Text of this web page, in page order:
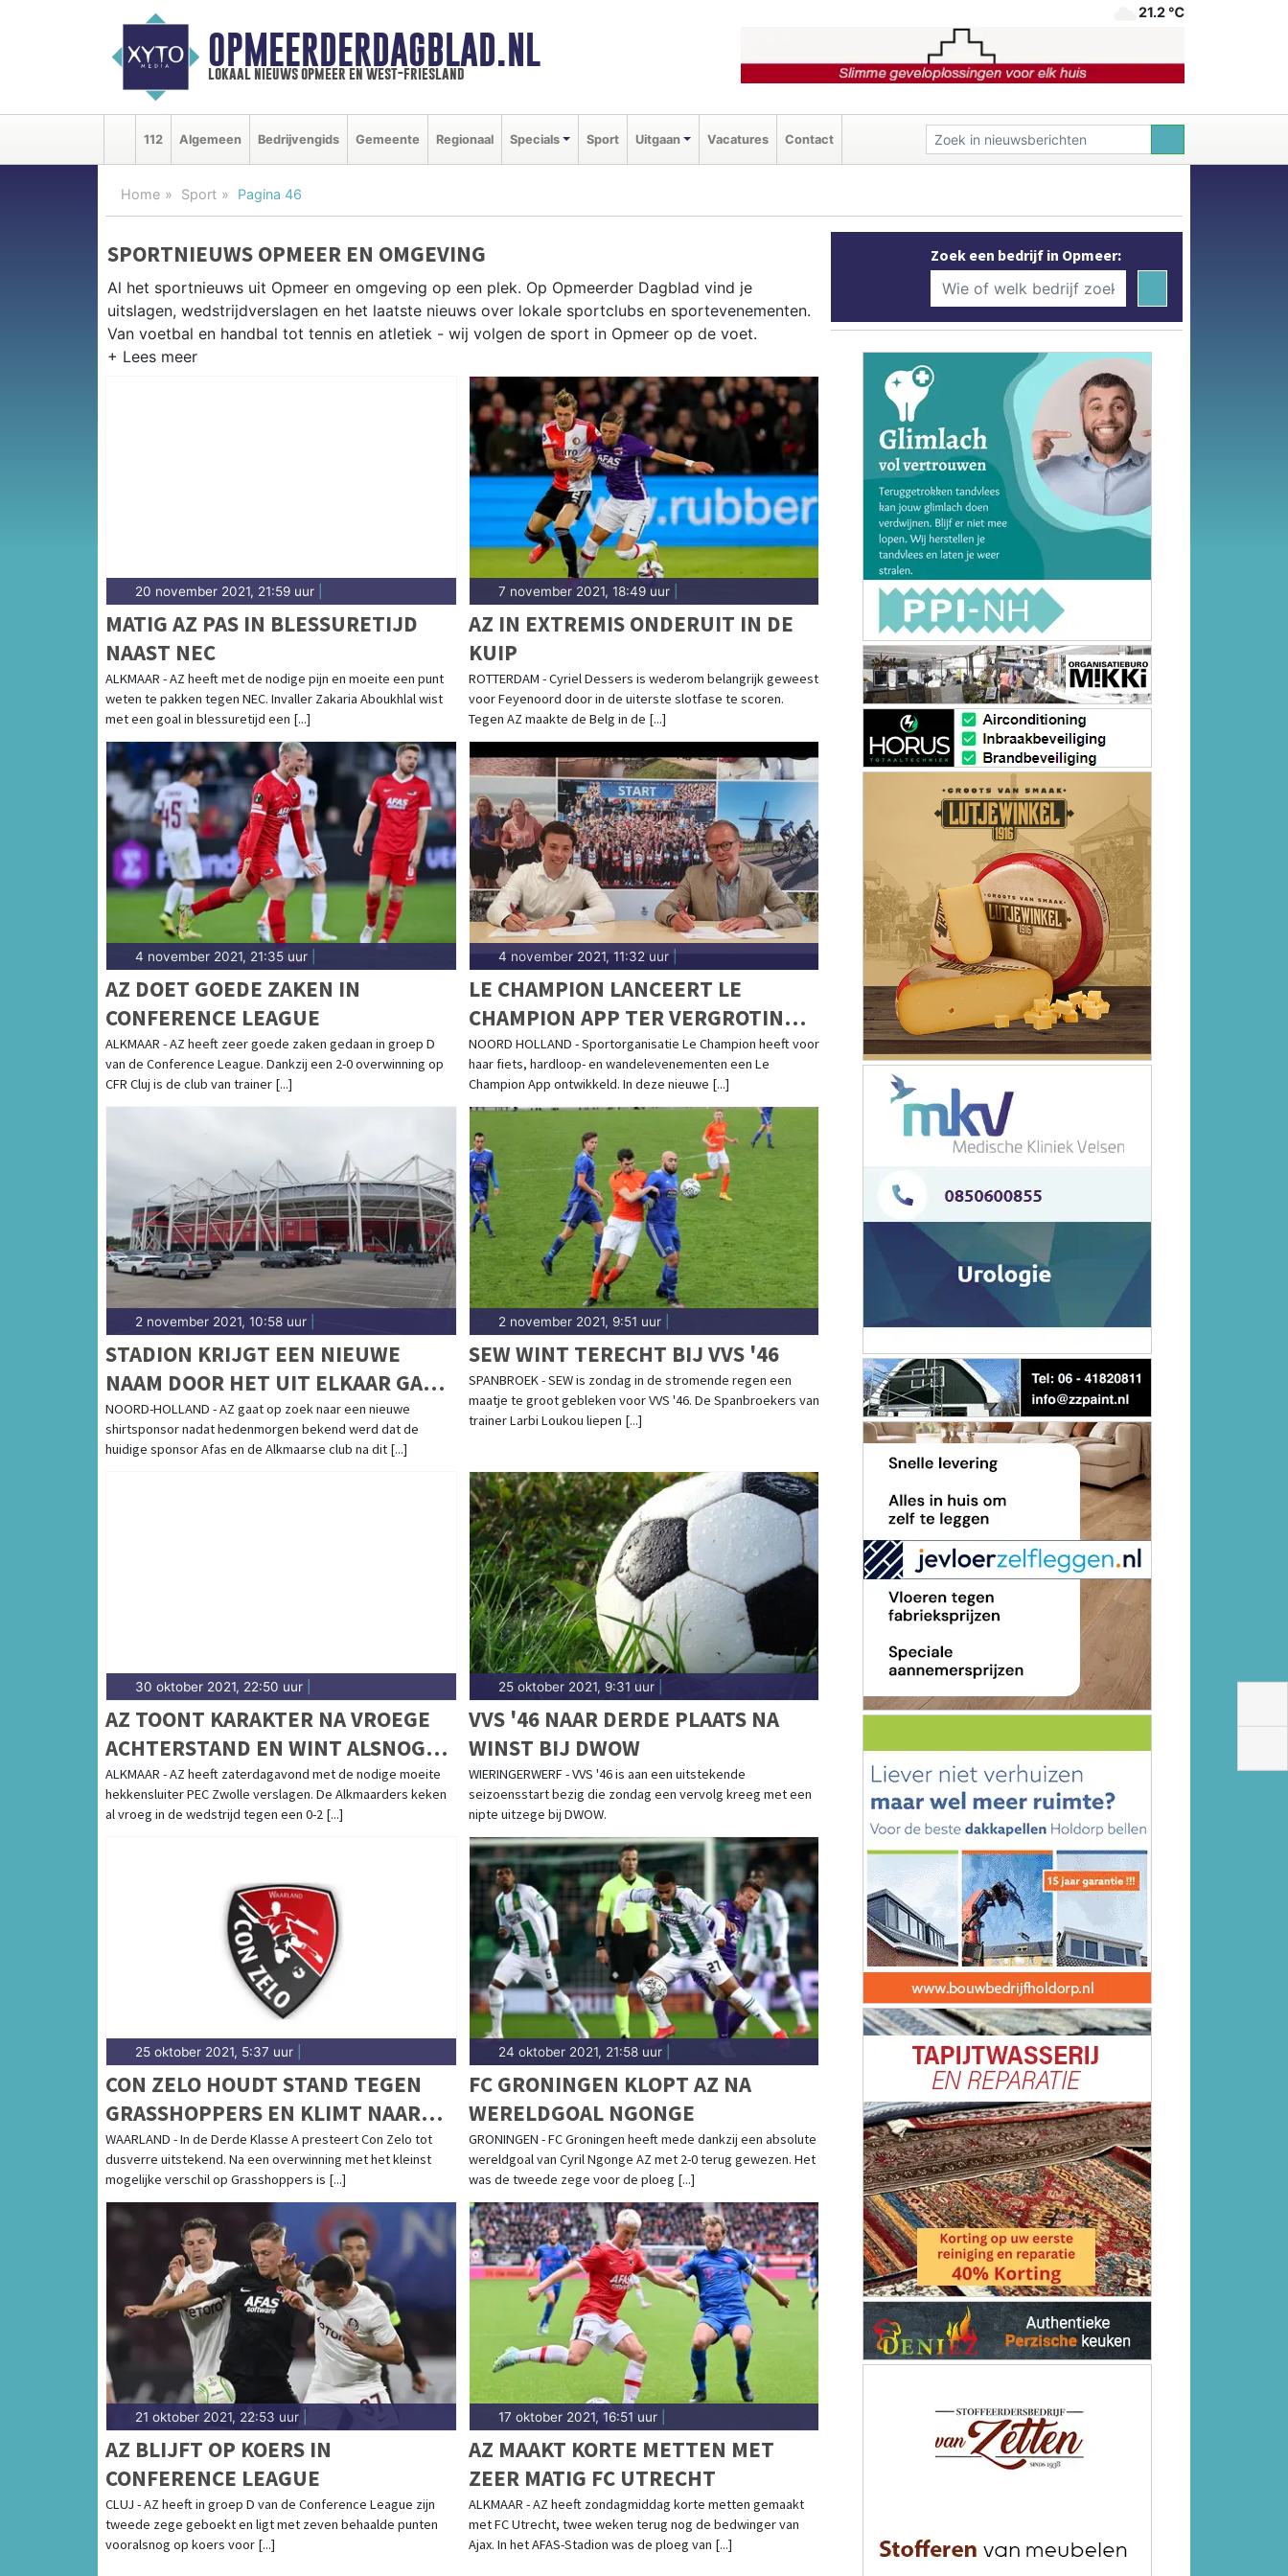
OPMEERDERDAGBLAD.NL
lokaal nieuws opmeer en west-friesland
21.2 ℃
112 Algemeen Bedrijvengids Gemeente Regionaal Specials Sport Uitgaan Vacatures Contact
Home Sport Pagina 46
SPORTNIEUWS OPMEER EN OMGEVING
Al het sportnieuws uit Opmeer en omgeving op een plek. Op Opmeerder Dagblad vind je
uitslagen, wedstrijdverslagen en het laatste nieuws over lokale sportclubs en sportevenementen.
Van voetbal en handbal tot tennis en atletiek - wij volgen de sport in Opmeer op de voet.
Van VV Opmeer en SV Spanbroek tot korfbal en fietsen door de West-Friese polderwegen —
sport in Opmeer heeft een hecht dorps karakter. Blijf op de hoogte van alle sportieve uitslagen
20 november 2021, 21:59 uur
MATIG AZ PAS IN BLESSURETIJD
NAAST NEC
ALKMAAR - AZ heeft met de nodige pijn en moeite een punt
weten te pakken tegen NEC. Invaller Zakaria Aboukhlal wist
met een goal in blessuretijd een [...]
7 november 2021, 18:49 uur|
AZ IN EXTREMIS ONDERUIT IN DE
KUIP
ROTTERDAM - Cyriel Dessers is wederom belangrijk geweest
voor Feyenoord door in de uiterste slotfase te scoren.
Tegen AZ maakte de Belg in de [...]
4 november 2021, 21:35 uur
AZ DOET GOEDE ZAKEN IN
CONFERENCE LEAGUE
ALKMAAR - AZ heeft zeer goede zaken gedaan in groep D
van de Conference League. Dankzij een 2-0 overwinning op
CFR Cluj is de club van trainer [...]
4 november 2021, 11:32 uur|
LE CHAMPION LANCEERT LE
CHAMPION APP TER VERGROTING
VAN EVENTBELEVING
NOORD HOLLAND - Sportorganisatie Le Champion heeft voor
haar fiets, hardloop- en wandelevenementen een Le
Champion App ontwikkeld. In deze nieuwe [...]
2 november 2021, 10:58 uur
STADION KRIJGT EEN NIEUWE
NAAM DOOR HET UIT ELKAAR GAAN
VAN AZ EN HOOFDSPONSOR AFAS
NOORD-HOLLAND - AZ gaat op zoek naar een nieuwe
shirtsponsor nadat hedenmorgen bekend werd dat de
huidige sponsor Afas en de Alkmaarse club na dit [...]
2 november 2021, 9:51 uur|
SEW WINT TERECHT BIJ VVS '46
SPANBROEK - SEW is zondag in de stromende regen een
maatje te groot gebleken voor VVS '46. De Spanbroekers van
trainer Larbi Loukou liepen [...]
30 oktober 2021, 22:50 uur
AZ TOONT KARAKTER NA VROEGE
ACHTERSTAND EN WINT ALSNOG
VAN PEC ZWOLLE
ALKMAAR - AZ heeft zaterdagavond met de nodige moeite
hekkensluiter PEC Zwolle verslagen. De Alkmaarders keken
al vroeg in de wedstrijd tegen een 0-2 [...]
25 oktober 2021, 9:31 uur|
VVS '46 NAAR DERDE PLAATS NA
WINST BIJ DWOW
WIERINGERWERF - VVS '46 is aan een uitstekende
seizoensstart bezig die zondag een vervolg kreeg met een
nipte uitzege bij DWOW.
25 oktober 2021, 5:37 uur
CON ZELO HOUDT STAND TEGEN
GRASSHOPPERS EN KLIMT NAAR
VIERDE PLAATS
WAARLAND - In de Derde Klasse A presteert Con Zelo tot
dusverre uitstekend. Na een overwinning met het kleinst
mogelijke verschil op Grasshoppers is [...]
24 oktober 2021, 21:58 uur|
FC GRONINGEN KLOPT AZ NA
WERELDGOAL NGONGE
GRONINGEN - FC Groningen heeft mede dankzij een absolute
wereldgoal van Cyril Ngonge AZ met 2-0 terug gewezen. Het
was de tweede zege voor de ploeg [...]
21 oktober 2021, 22:53 uur
AZ BLIJFT OP KOERS IN
CONFERENCE LEAGUE
CLUJ - AZ heeft in groep D van de Conference League zijn
tweede zege geboekt en ligt met zeven behaalde punten
vooralsnog op koers voor [...]
17 oktober 2021, 16:51 uur|
AZ MAAKT KORTE METTEN MET
ZEER MATIG FC UTRECHT
ALKMAAR - AZ heeft zondagmiddag korte metten gemaakt
met FC Utrecht, twee weken terug nog de bedwinger van
Ajax. In het AFAS-Stadion was de ploeg van [...]
Zoek een bedrijf in Opmeer: